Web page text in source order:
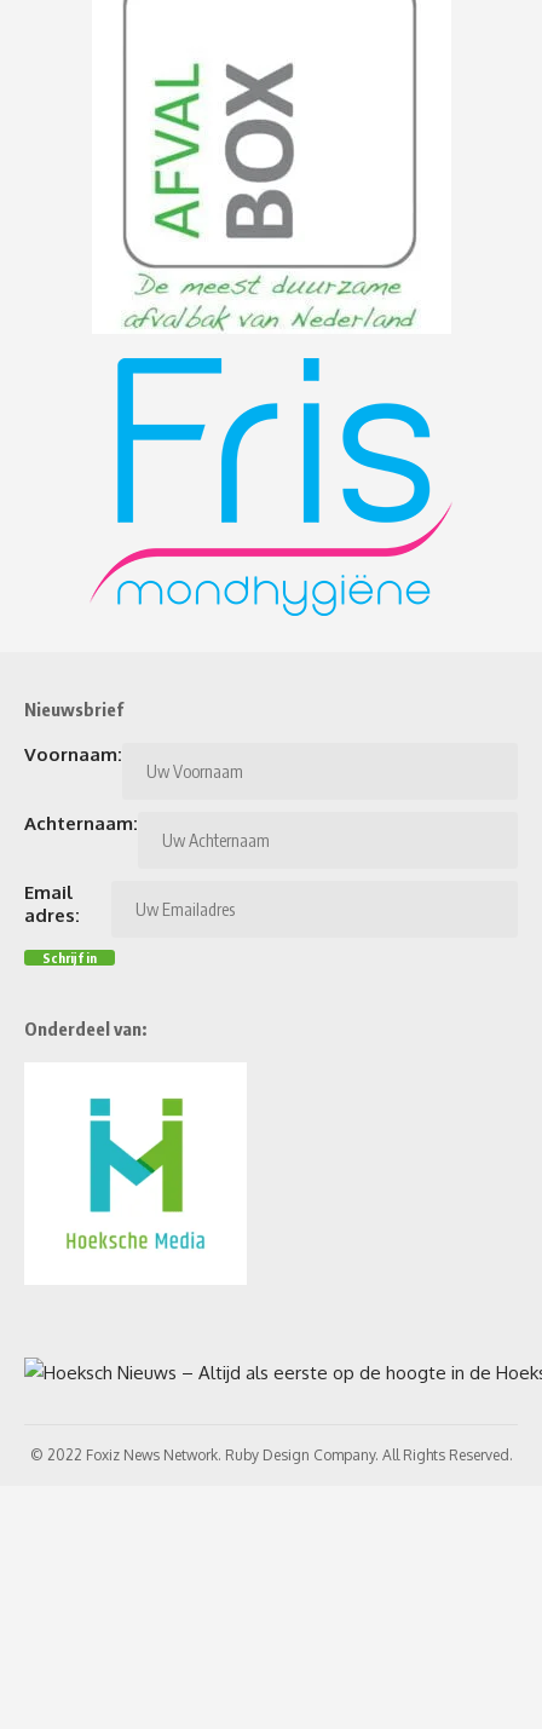
Nieuwsbrief
Voornaam:
Achternaam:
Email
adres:
Onderdeel van:
© 2022 Foxiz News Network. Ruby Design Company. All Rights Reserved.